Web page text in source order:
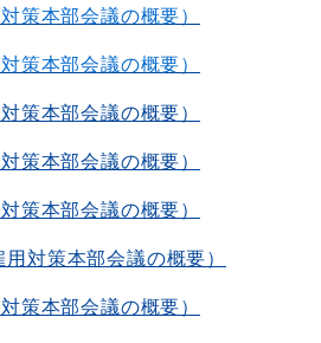
策本部会議の概要）
策本部会議の概要）
策本部会議の概要）
策本部会議の概要）
策本部会議の概要）
用対策本部会議の概要）
策本部会議の概要）